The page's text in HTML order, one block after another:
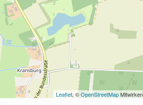
Leaflet, © OpenStreetMap